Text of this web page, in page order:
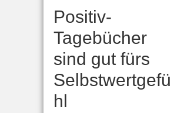
Positiv-
Tagebücher
sind gut fürs
Selbstwertgefü
hl